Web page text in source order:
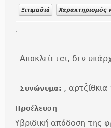
Ξιτιμασ̌ιά Χαρακτηρισμός
,
Αποκλείεται, δεν
Συνώνυμα: ,
Προέλευση
Υβριδική απόδοση της